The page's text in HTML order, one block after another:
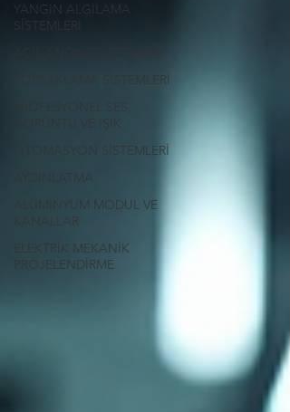
YANGIN ALGILAMA
SİSTEMLERİ
TOPRAKLAMA SİSTEMLERİ
PROFESYONEL SES,
GÖRÜNTÜ VE IŞIK
OTOMASYON SİSTEMLERİ
AYDINLATMA
ALUMINYUM MODUL VE
KANALLAR
ELEKTRİK MEKANİK
PROJELENDİRME